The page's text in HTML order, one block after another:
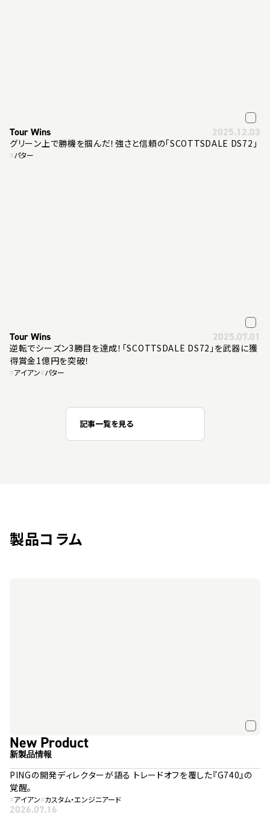
Tour Wins 2025.12.03
グリーン上で勝機を掴んだ！強さと信頼の「SCOTTSDALE DS72」
#パター
Tour Wins 2025.07.01
逆転でシーズン3勝目を達成！「SCOTTSDALE DS72」を武器に獲
得賞金1億円を突破！
#アイアン#パター
記事一覧を見る
製品コラム
New Product
新製品情報
PINGの開発ディレクターが語る トレードオフを覆した『G740』の
覚醒。
#アイアン#カスタム・エンジニアード
2026.07.16